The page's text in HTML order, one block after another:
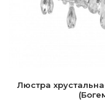
Люстра